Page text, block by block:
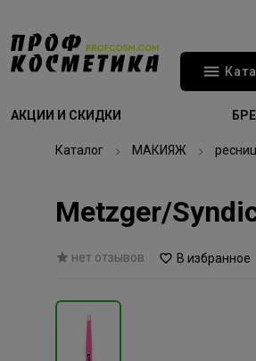
АКЦИИ И СКИДКИ
Каталог МАКИЯЖ
Metzger/
нет отзывов В избранное